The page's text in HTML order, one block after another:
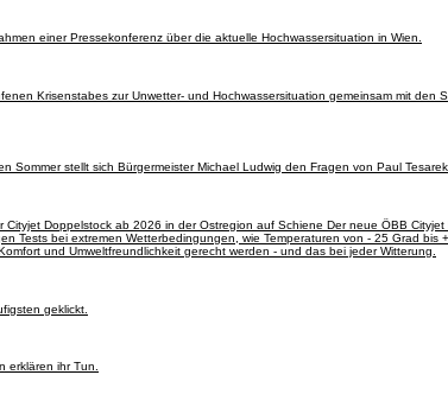
einer Pressekonferenz über die aktuelle Hochwassersituation in Wien.
Krisenstabes zur Unwetter- und Hochwassersituation gemeinsam mit
stellt sich Bürgermeister Michael Ludwig den Fragen von Paul Tesarek.
Doppelstock ab 2026 in der Ostregion auf Schiene Der neue ÖBB
Tests bei extremen Wetterbedingungen, wie Temperaturen von - 25 Grad
und Umweltfreundlichkeit gerecht werden - und das bei jeder Witterung.
geklickt.
erklären ihr Tun.